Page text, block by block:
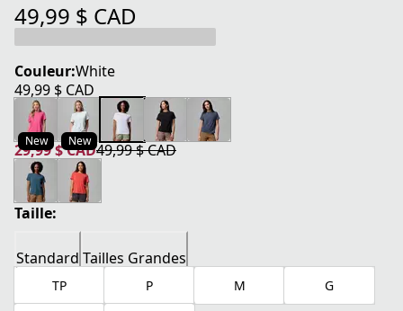
49,99 $ CAD
prix actuel 49,99 $ CAD
Couleur:White
49,99 $ CAD
prix actuel 49,99 $ CAD
New New
29,99 $ CAD
prix actuel 29,99 $ CAD
49,99 $ CAD
prix original 49,99 $ CAD
Taille:
Standard Tailles Grandes
TP P M G